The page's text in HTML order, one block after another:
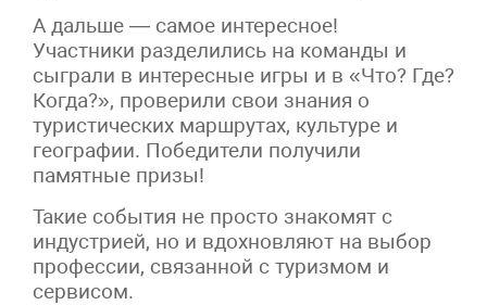
А дальше — самое интересное!
Участники разделились на команды и
сыграли в интересные игры и в «Что? Где?
Когда?», проверили свои знания о
туристических маршрутах, культуре и
географии. Победители получили
памятные призы!
Такие события не просто знакомят с
индустрией, но и вдохновляют на выбор
профессии, связанной с туризмом и
сервисом.